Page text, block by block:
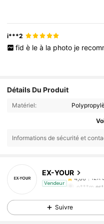
i***2
fid è le à la photo je
Détails Du Produit
Matériel:
Informations de sécurité et
EX-YOUR
Vendeur
4,86
o***m
Suivre